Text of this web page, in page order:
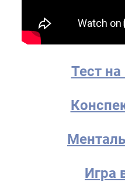
Тест
Игра